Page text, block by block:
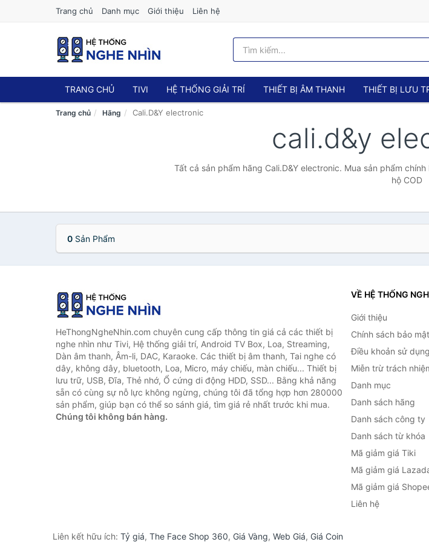
Trang chủ Danh mục Giới thiệu Liên hệ
TRANG CHỦ TIVI HỆ THỐNG GIẢI TRÍ THIẾT BỊ ÂM THANH THIẾT BỊ LƯU
Trang chủ Hãng Cali.D&Y electronic
cali.d&y
Tất cả sản phẩm hãng Cali.D&Y electronic. Mua sản phẩm
hộ COD
0 Sản Phẩm
HeThongNgheNhin.com chuyên cung cấp thông tin giá cả các thiết bị
nghe nhìn như Tivi, Hệ thống giải trí, Android TV Box, Loa, Streaming,
Dàn âm thanh, Âm-li, DAC, Karaoke. Các thiết bị âm thanh, Tai nghe có
dây, không dây, bluetooth, Loa, Micro, máy chiếu, màn chiếu... Thiết bị
lưu trữ, USB, Đĩa, Thẻ nhớ, Ổ cứng di động HDD, SSD... Bằng khả năng
sẵn có cùng sự nỗ lực không ngừng, chúng tôi đã tổng hợp hơn 280000
sản phẩm, giúp bạn có thể so sánh giá, tìm giá rẻ nhất trước khi mua.
Chúng tôi không bán hàng.
VỀ HỆ THỐNG
Giới thiệu
Chính sách bảo mật
Điều khoản sử dụng
Miễn trừ trách
Danh mục
Danh sách hãng
Danh sách công ty
Danh sách từ khóa
Mã giảm giá Tiki
Mã giảm giá
Mã giảm giá
Liên hệ
Liên kết hữu ích: Tỷ giá, The Face Shop 360, Giá Vàng, Web Giá, Giá Coin